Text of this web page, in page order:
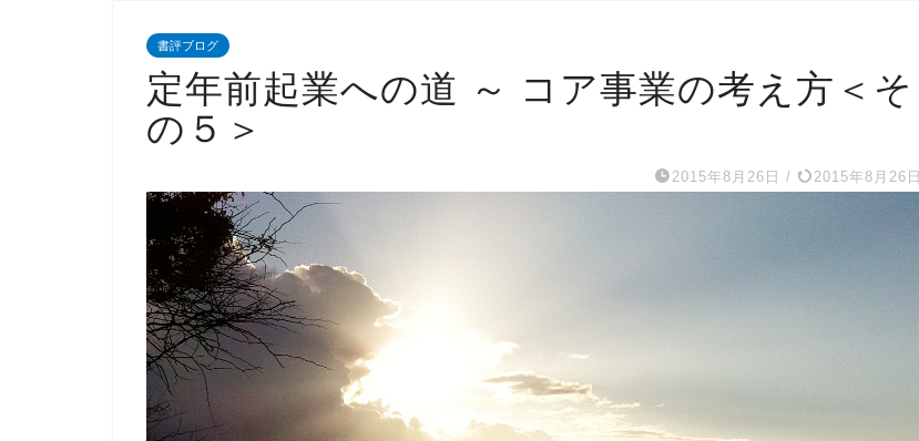
書評ブログ
定年前起業への道 ～ コア事業の考え方＜そ
の５＞
2015年8月26日 / 2015年8月26日